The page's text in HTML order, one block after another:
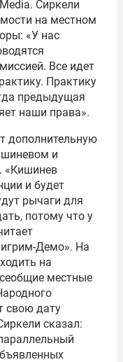
Сиркели
на местном
«У нас
Все идет
Практику
предыдущая
наши права».
дополнительную
и
«Кишинев
и будет
рычаги для
потому что у
Демо». На
на
местные
свою дату
сказал: